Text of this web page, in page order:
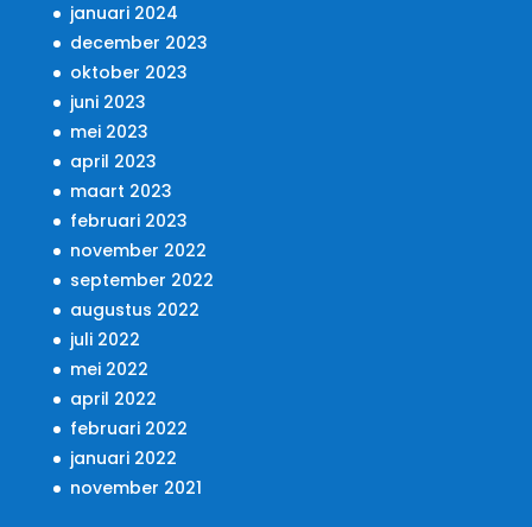
januari 2024
december 2023
oktober 2023
juni 2023
mei 2023
april 2023
maart 2023
februari 2023
november 2022
september 2022
augustus 2022
juli 2022
mei 2022
april 2022
februari 2022
januari 2022
november 2021